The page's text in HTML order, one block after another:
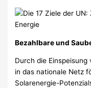
Bezahlbare und
Durch die
in das nationale Netz
Solarenergie-